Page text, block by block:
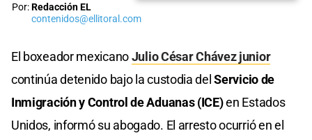
Por:Redacción EL
contenidos@ellitoral.com
El boxeador mexicanoJulio César Chávez junior
continúa detenido bajo la custodia delServicio de
Inmigración y Control de Aduanas (ICE)en Estados
Unidos, informó su abogado. El arresto ocurrió en el